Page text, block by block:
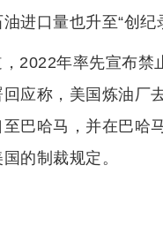
进口量也升至“创
2022年率先宣布
应称，美国炼油厂
巴哈马，并在巴哈
的制裁规定。